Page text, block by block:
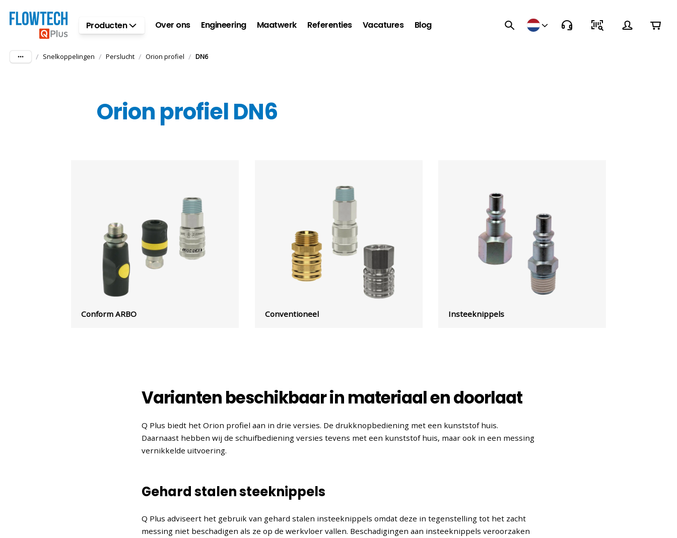
Ga naar hoofdinhoudProducten Over ons Engineering Maatwerk Referenties Vacatures Blog
/ Snelkoppelingen / Perslucht / Orion profiel / DN6
Orion profiel DN6
Conform ARBO Conventioneel Insteeknippels
Varianten beschikbaar in materiaal en doorlaat
Q Plus biedt het Orion profiel aan in drie versies. De drukknopbediening met een kunststof huis.
Daarnaast hebben wij de schuifbediening versies tevens met een kunststof huis, maar ook in een messing
vernikkelde uitvoering.
Gehard stalen steeknippels
Q Plus adviseert het gebruik van gehard stalen insteeknippels omdat deze in tegenstelling tot het zacht
messing niet beschadigen als ze op de werkvloer vallen. Beschadigingen aan insteeknippels veroorzaken